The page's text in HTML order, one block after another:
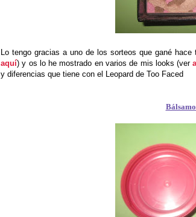
Lo tengo gracias a uno de los sorteos que gané
aquí) y os lo he mostrado en varios de mis looks (ver
y diferencias que tiene con el Leopard de Too Faced